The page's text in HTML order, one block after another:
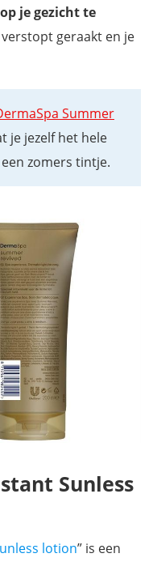
je gezicht te
geraakt en je
Summer
je jezelf het hele
zomers tintje.
Sunless
lotion” is een